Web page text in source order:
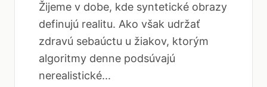
Žijeme v dobe, kde syntetické obrazy
definujú realitu. Ako však udržať
zdravú sebaúctu u žiakov, ktorým
algoritmy denne podsúvajú
nerealistické...